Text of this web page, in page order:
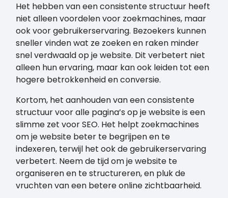
Het hebben van een consistente structuur heeft
niet alleen voordelen voor zoekmachines, maar
ook voor gebruikerservaring. Bezoekers kunnen
sneller vinden wat ze zoeken en raken minder
snel verdwaald op je website. Dit verbetert niet
alleen hun ervaring, maar kan ook leiden tot een
hogere betrokkenheid en conversie.
Kortom, het aanhouden van een consistente
structuur voor alle pagina’s op je website is een
slimme zet voor SEO. Het helpt zoekmachines
om je website beter te begrijpen en te
indexeren, terwijl het ook de gebruikerservaring
verbetert. Neem de tijd om je website te
organiseren en te structureren, en pluk de
vruchten van een betere online zichtbaarheid.